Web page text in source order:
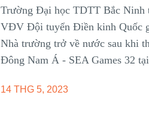
Trường Đại học TDTT Bắc Ninh
VĐV Đội tuyển Điền kinh Quốc
Nhà trường trở về nước sau khi
Đông Nam Á - SEA Games 32
14 THG 5, 2023